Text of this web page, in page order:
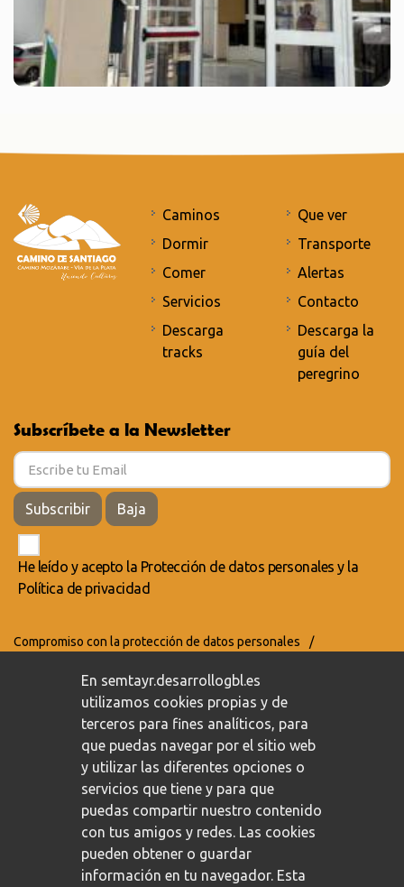
Caminos
Dormir
Comer
Servicios
Descarga
tracks
Que ver
Transporte
Alertas
Contacto
Descarga la
guía del
peregrino
Subscríbete a la Newsletter
Subscribir Baja
He leído y acepto la Protección de datos personales y la
Política de privacidad
Compromiso con la protección de datos personales
/
En semtayr.desarrollogbl.es
utilizamos cookies propias y de
terceros para fines analíticos, para
que puedas navegar por el sitio web
y utilizar las diferentes opciones o
servicios que tiene y para que
puedas compartir nuestro contenido
con tus amigos y redes. Las cookies
pueden obtener o guardar
información en tu navegador. Esta